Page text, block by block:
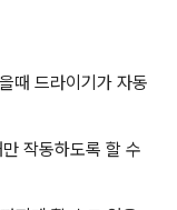
때 드라이기가 자동
작동하도록 할 수